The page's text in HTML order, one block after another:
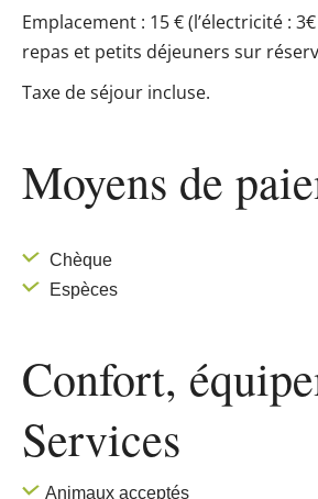
Emplacement : 15 € (l’électricité : 3€
repas et petits déjeuners sur
Taxe de séjour incluse.
Moyens de
Chèque
Espèces
Confort,
Services
Animaux acceptés